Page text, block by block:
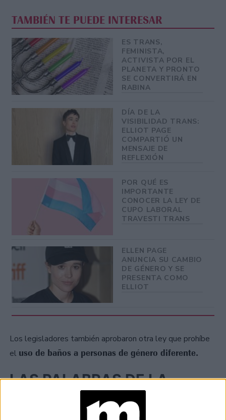
TAMBIÉN TE PUEDE INTERESAR
ES TRANS,
FEMINISTA,
ACTIVISTA POR EL
PLANETA Y PRONTO
SE CONVERTIRÁ EN
RABINA
DÍA DE LA
VISIBILIDAD TRANS:
ELLIOT PAGE
COMPARTIÓ UN
MENSAJE DE
REFLEXIÓN
POR QUÉ ES
IMPORTANTE
CONOCER LA LEY DE
CUPO LABORAL
TRAVESTI TRANS
ELLEN PAGE
ANUNCIA SU CAMBIO
DE GÉNERO Y SE
PRESENTA COMO
ELLIOT
Los legisladores también aprobaron otra ley que prohíbe
el uso de baños a personas de género diferente.
LAS PALABRAS DE LA
GOBERNADORA AL FIRMAR